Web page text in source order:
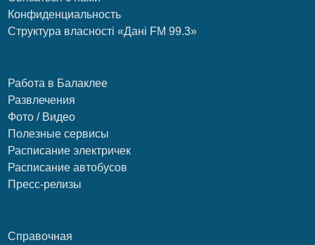
Конфиденциальность
Структура власності «Дані FM 99.3»
Работа в Балаклее
Развлечения
Фото / Видео
Полезные сервисы
Расписание электричек
Расписание автобусов
Пресс-релизы
Справочная